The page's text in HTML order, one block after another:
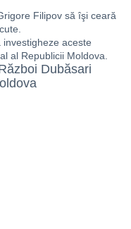
Filipov să îşi ceară
aceste
al Republicii Moldova.
Dubăsari